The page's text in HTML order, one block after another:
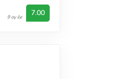
9 oy ile 7.00